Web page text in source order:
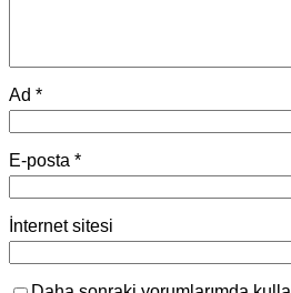
Ad *
E-posta *
İnternet sitesi